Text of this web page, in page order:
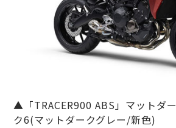
▲「TRACER900 ABS」マットダ
ク6(マットダークグレー/新色)